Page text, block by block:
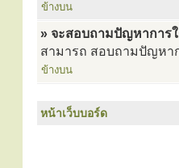
ข้างบน
» จะสอบถามปัญหาการ
สามารถ สอบถามปัญหา
ข้างบน
หน้าเว็บบอร์ด